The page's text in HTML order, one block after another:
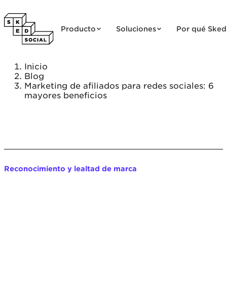
Producto Soluciones Por qué Sked
Inicio
Blog
Marketing de afiliados para redes sociales: 6
mayores beneficios
Reconocimiento y lealtad de marca